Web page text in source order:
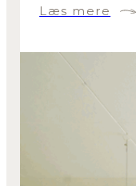
Læs mere